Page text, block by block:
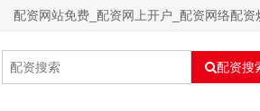
配资网站免费_配资网上开户_配资网络配资
配资搜